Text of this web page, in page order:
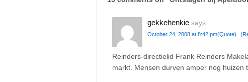
gekkehenkie says:
October 24, 2008 at 8:42 pm(Quote)
Reinders-directielid Frank Reinders
markt. Mensen durven amper nog huizen